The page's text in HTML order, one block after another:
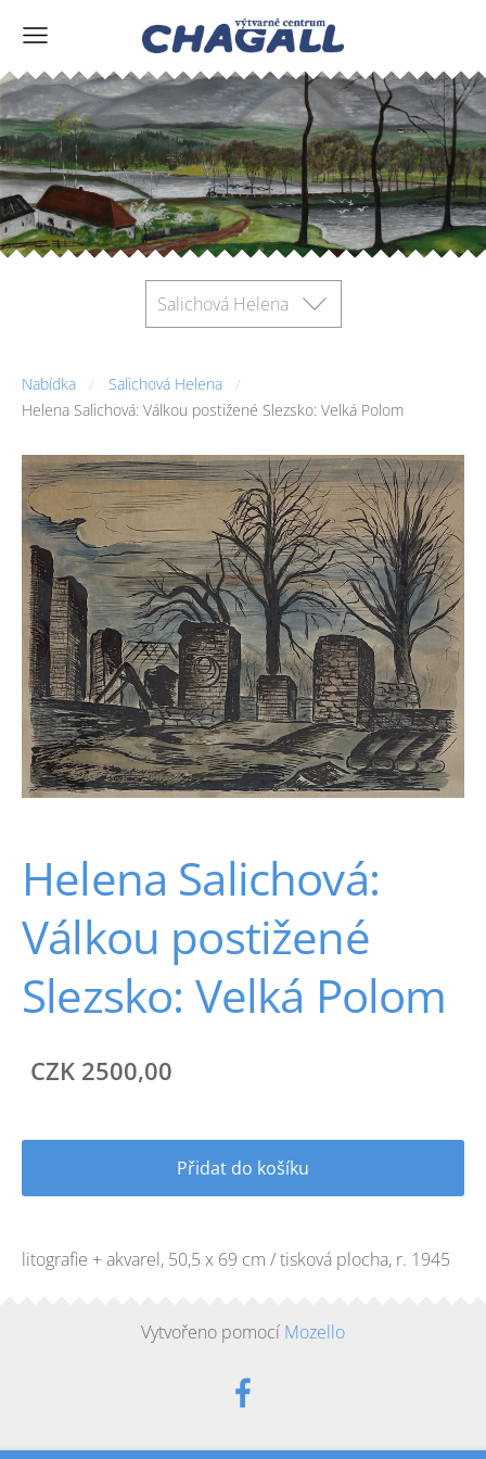
Salichová Helena
Nabídka
Salichová Helena
Helena Salichová: Válkou postižené Slezsko: Velká Polom
Helena Salichová:
Válkou postižené
Slezsko: Velká Polom
CZK 2500,00
Přidat do košíku
litografie + akvarel, 50,5 x 69 cm / tisková plocha, r. 1945
Vytvořeno pomocí Mozello